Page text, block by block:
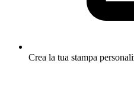
Crea la tua stampa